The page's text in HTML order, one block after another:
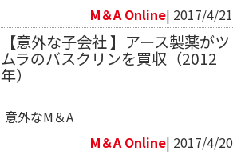
M＆A Online| 2017/4/21
【意外な子会社 】アース製薬がツ
ムラのバスクリンを買収（2012
年）
意外なM＆A
M＆A Online| 2017/4/20